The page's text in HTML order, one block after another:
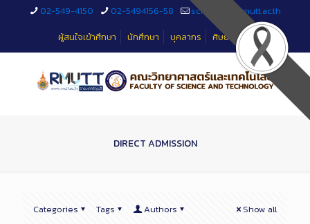
02-549-4150 02-5494156-58
sciteched@rmutt.ac.th
ผู้สนใจเข้าศึกษา
นักศึกษา บุคลากร ศิษย์เก่า
DIRECT ADMISSION
Categories Tags Authors Show all